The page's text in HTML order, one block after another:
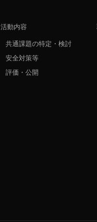
活動内容
共通課題の特定・検討
安全対策等
評価・公開